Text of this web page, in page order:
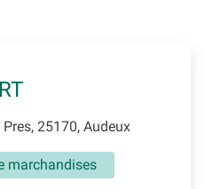
25170, Audeux
marchandises